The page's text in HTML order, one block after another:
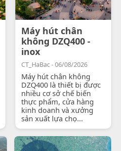
Máy hút chân
không DZQ400 -
inox
CT_HaBac - 06/08/2026
Máy hút chân không
DZQ400 là thiết bị được
nhiều cơ sở chế biến
thực phẩm, cửa hàng
kinh doanh và xưởng
sản xuất lựa chọ...